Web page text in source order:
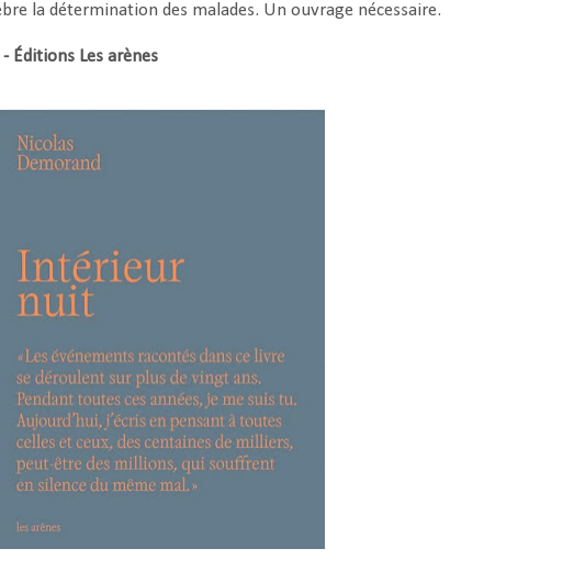
la détermination des malades. Un ouvrage nécessaire.
Éditions Les arènes